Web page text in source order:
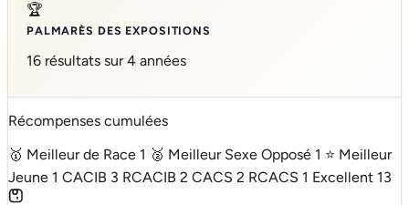
🏆
PALMARÈS DES EXPOSITIONS
16 résultats sur 4 années
Récompenses cumulées
🥇 Meilleur de Race 1 🥈 Meilleur Sexe Opposé 1 ⭐ Meilleur
Jeune 1 CACIB 3 RCACIB 2 CACS 2 RCACS 1 Excellent 13